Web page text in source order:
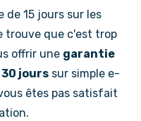
de 15 jours sur les
trouve que c'est trop
offrir une garantie
jours sur simple e-
êtes pas satisfait